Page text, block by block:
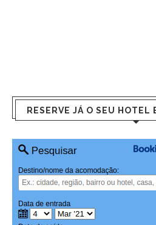
RESERVE JÁ O SEU HOTEL